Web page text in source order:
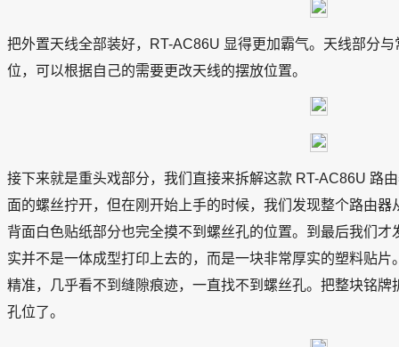
把外置天线全部装好，RT-AC86U 显得更加霸气。天线部分
位，可以根据自己的需要更改天线的摆放位置。
接下来就是重头戏部分，我们直接来拆解这款 RT-AC86U 路
面的螺丝拧开，但在刚开始上手的时候，我们发现整个路由
背面白色贴纸部分也完全摸不到螺丝孔的位置。到最后我们
实并不是一体成型打印上去的，而是一块非常厚实的塑料贴
精准，几乎看不到缝隙痕迹，一直找不到螺丝孔。把整块铭
孔位了。